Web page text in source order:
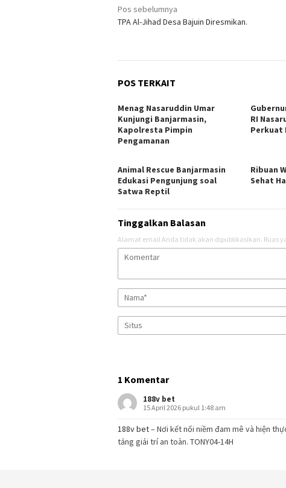
Navigasi
pos
Pos sebelumnya
TPA Al-Jihad Desa Bajuin Diresmikan.
POS TERKAIT
Menag Nasaruddin Umar
Kunjungi Banjarmasin,
Kapolresta Pimpin
Pengamanan
RI
Perkuat
Animal Rescue Banjarmasin
Edukasi Pengunjung soal
Satwa Reptil
Ribuan
Sehat
Tinggalkan Balasan
Alamat email Anda tidak akan dipublikasikan. Ruas
1 Komentar
188v bet
15 April 2026 pukul 1:48 am
188v bet– Nơi kết nối niềm đam mê và hiện
tảng giải trí an toàn. TONY04-14H